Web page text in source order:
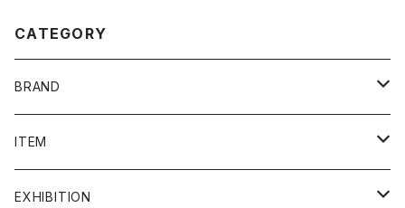
CATEGORY
BRAND
admi
COQ textile
ITEM
ALL ITEM
EXHIBITION